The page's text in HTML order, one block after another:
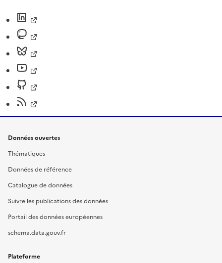
Données ouvertes
Thématiques
Données de référence
Catalogue de données
Suivre les publications des données
Portail des données européennes
schema.data.gouv.fr
Plateforme